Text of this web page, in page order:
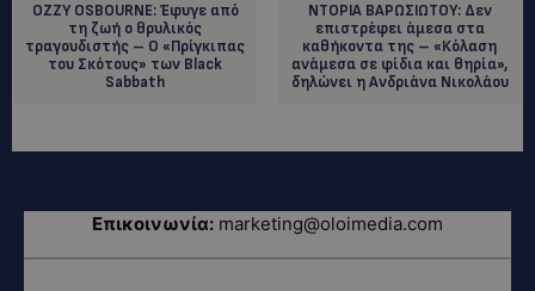
OZZY OSBOURNE: Έφυγε από
τη ζωή ο θρυλικός
τραγουδιστής – Ο «Πρίγκιπας
του Σκότους» των Black
Sabbath
ΝΤΟΡΙΑ ΒΑΡΩΣΙΩΤΟΥ: Δεν
επιστρέφει άμεσα στα
καθήκοντα της – «Κόλαση
ανάμεσα σε φίδια και θηρία»,
δηλώνει η Ανδριάνα Νικολάου
Επικοινωνία: marketing@oloimedia.com